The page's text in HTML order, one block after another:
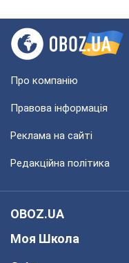
Про компанію
Правова інформація
Реклама на сайті
Редакційна політика
OBOZ.UA
Моя Школа